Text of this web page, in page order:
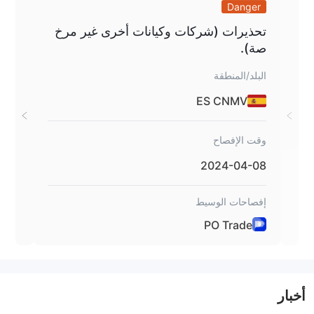
إليك خمسة أمثلة لكل نوع من أنواع الدفع.
Danger
تحذيرات (شركات وكيانات أخرى غير مرخ
صة).
البلد/المنطقة
ES CNMV
وقت الإفصاح
2024-04-08
إفصاحات الوسيط
PO Trade
أخبار